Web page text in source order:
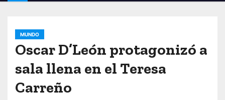
MUNDO
Oscar D’León protagonizó a
sala llena en el Teresa
Carreño